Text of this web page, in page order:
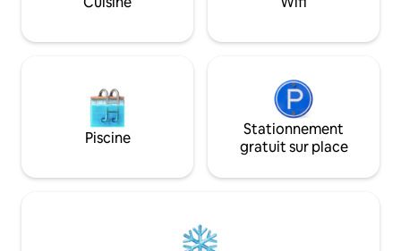
commerciaux UP
gâtez-vous ! !
Piscine
Stationnement
gratuit sur place